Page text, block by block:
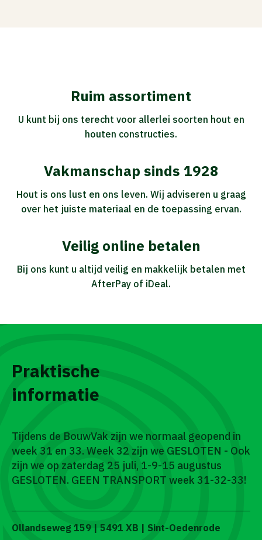
Ruim assortiment
U kunt bij ons terecht voor allerlei soorten hout en
houten constructies.
Vakmanschap sinds 1928
Hout is ons lust en ons leven. Wij adviseren u graag
over het juiste materiaal en de toepassing ervan.
Veilig online betalen
Bij ons kunt u altijd veilig en makkelijk betalen met
AfterPay of iDeal.
Praktische
informatie
Tijdens de BouwVak zijn we normaal geopend in
week 31 en 33. Week 32 zijn we GESLOTEN - Ook
zijn we op zaterdag 25 juli, 1-9-15 augustus
GESLOTEN. GEEN TRANSPORT week 31-32-33!
Ollandseweg 159 | 5491 XB | Sint-Oedenrode